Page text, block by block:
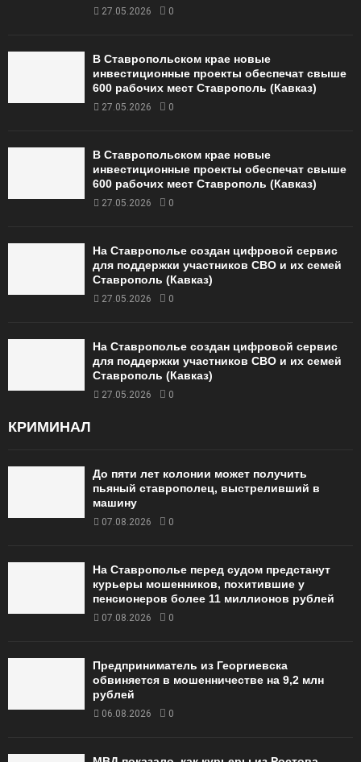
27.05.2026 0
В Ставропольском крае новые
инвестиционные проекты обеспечат свыше
600 рабочих мест Ставрополь (Кавказ)
27.05.2026 0
В Ставропольском крае новые
инвестиционные проекты обеспечат свыше
600 рабочих мест Ставрополь (Кавказ)
27.05.2026 0
На Ставрополье создан цифровой сервис
для поддержки участников СВО и их семей
Ставрополь (Кавказ)
27.05.2026 0
На Ставрополье создан цифровой сервис
для поддержки участников СВО и их семей
Ставрополь (Кавказ)
27.05.2026 0
КРИМИНАЛ
До пяти лет колонии может получить
пьяный ставрополец, выстреливший в
машину
07.08.2026 0
На Ставрополье перед судом предстанут
курьеры мошенников, похитившие у
пенсионеров более 11 миллионов рублей
07.08.2026 0
Предприниматель из Георгиевска
обвиняется в мошенничестве на 9,2 млн
рублей
06.08.2026 0